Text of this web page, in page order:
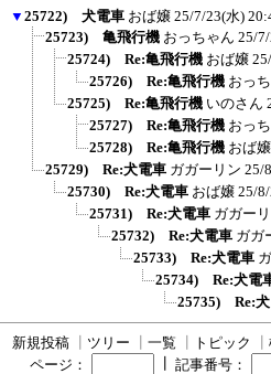
▼ 25722) 犬電車 おば嬢 25/7/23(水)
25723) 亀飛行機 おっちゃん 25/
25724) Re:亀飛行機 おば嬢
25726) Re:亀飛行機 おっ
25725) Re:亀飛行機 いのさん
25727) Re:亀飛行機 おっ
25728) Re:亀飛行機 おば嬢
25729) Re:犬電車 ガガーリン 25/
25730) Re:犬電車 おば嬢 25/
25731) Re:犬電車 ガガー
25732) Re:犬電車 ガガ
25733) Re:犬電車
25734) Re:犬電
25735) Re:
新規投稿 ツリー 一覧 トピック
ページ：
記事番号：